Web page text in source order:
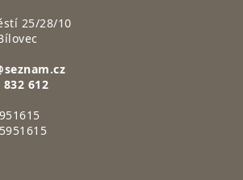
25/28/10
832 612